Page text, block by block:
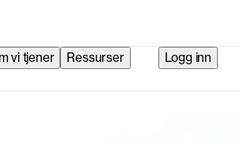
vi tjener Ressurser Logg inn